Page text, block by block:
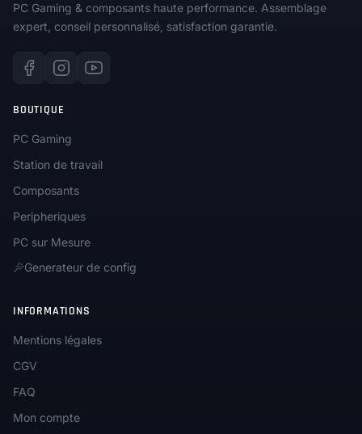
PC Gaming & composants haute performance. Assemblage
expert, conseil personnalisé, satisfaction garantie.
BOUTIQUE
PC Gaming
Station de travail
Composants
Peripheriques
PC sur Mesure
Generateur de config
INFORMATIONS
Mentions légales
CGV
FAQ
Mon compte